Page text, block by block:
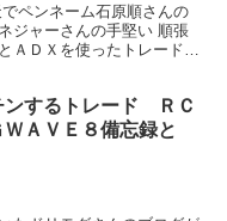
ペンネーム石原順さんの
ジャーさんの手堅い 順張
ＡＤＸを使ったトレード手
ンするトレード ＲＣ
ＷＡＶＥ８備忘録と